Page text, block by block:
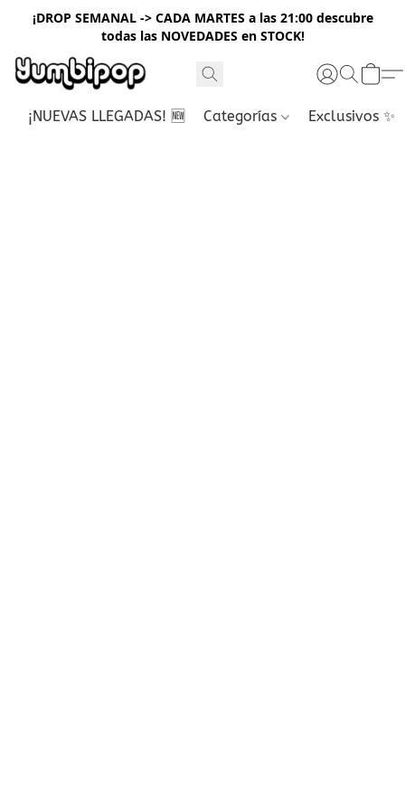
¡DROP SEMANAL -> CADA MARTES a las 21:00 descubre
todas las NOVEDADES en STOCK!
¡NUEVAS LLEGADAS! 🆕 Categorías Exclusivos ✨